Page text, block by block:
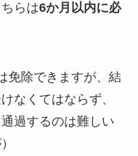
らは6か月以内に必
免除できますが、結
なくてはならず、
過するのは難しい